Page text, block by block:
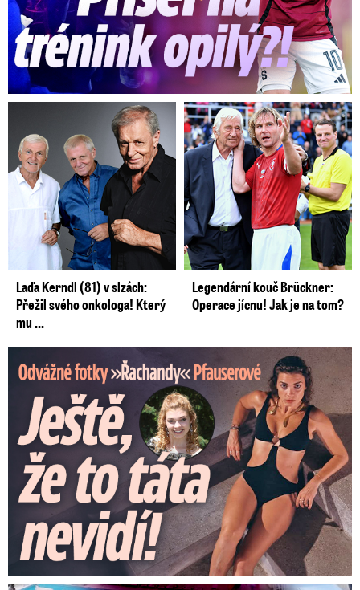
Laďa Kerndl (81) v slzách:
Přežil svého onkologa! Který
mu ...
Legendární kouč Brückner:
Operace jícnu! Jak je na tom?
Odvážné fotky Denisy Pfauserové: Ještě, že to táta nevidí